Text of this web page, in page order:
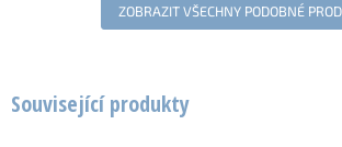
Související produkty
ZOBRAZIT VŠECHNY PODOBNÉ